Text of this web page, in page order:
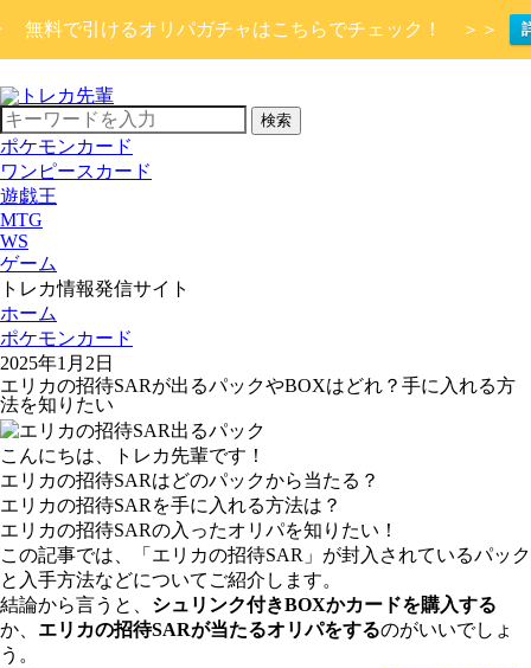
無料で引けるオリパガチャはこちらでチェック！ ＞＞
検索
ポケモンカード
ワンピースカード
遊戯王
MTG
WS
ゲーム
トレカ情報発信サイト
ホーム
ポケモンカード
2025年1月2日
エリカの招待SARが出るパックやBOXはどれ？手に入れる方
法を知りたい
こんにちは、トレカ先輩です！
エリカの招待SARはどのパックから当たる？
エリカの招待SARを手に入れる方法は？
エリカの招待SARの入ったオリパを知りたい！
この記事では、「エリカの招待SAR」が封入されているパック
と入手方法などについてご紹介します。
結論から言うと、 シュリンク付きBOXかカードを購入する
か、 エリカの招待SARが当たるオリパをするのがいいでしょ
う。